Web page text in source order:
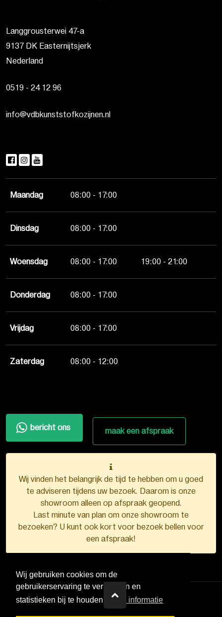
Wij gebruiken cookies om de
gebruikerservaring te verbeteren en
statistieken bij te houden.
Meer informatie
Langgrousterwei 47-a
9137 DK Easternijtsjerk
Nederland
0519 - 24 12 96
info@vdbkunststofkozijnen.nl
Maandag 08:00 - 17:00
Dinsdag 08:00 - 17:00
Woensdag 08:00 - 17:00 19:00 - 21:00
Donderdag 08:00 - 17:00
Vrijdag 08:00 - 17:00
Zaterdag 08:00 - 12:00
bericht ons maak een afspraak
Wij vinden het belangrijk de tijd te hebben om u goed
te adviseren tijdens uw bezoek. Daarom is onze
showroom alleen op afspraak geopend.
Last minute van plan om onze showroom te
bezoeken? U kunt ook kort voor bezoek bellen voor
een afspraak!